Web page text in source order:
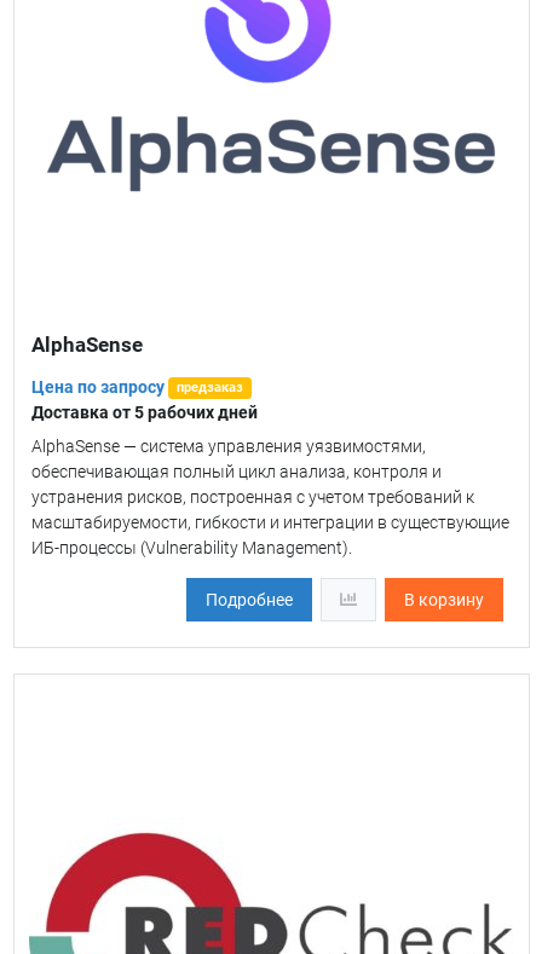
AlphaSense
Цена по запросу предзаказ
Доставка от 5 рабочих дней
AlphaSense — система управления уязвимостями,
обеспечивающая полный цикл анализа, контроля и
устранения рисков, построенная с учетом требований к
масштабируемости, гибкости и интеграции в существующие
ИБ-процессы (Vulnerability Management).
Подробнее В корзину